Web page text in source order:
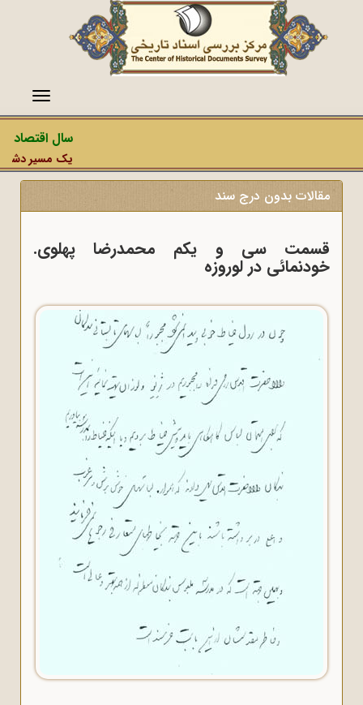
منو
سال اقتصاد
یک مسیر
مقالات بدون درج سند
قسمت سی و یکم محمدرضا پهلوی.
خودنمائی در لوروزه